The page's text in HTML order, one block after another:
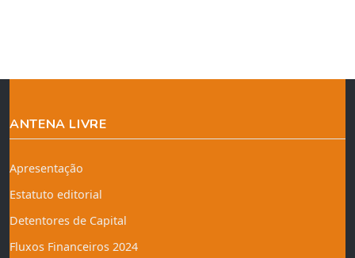
ANTENA LIVRE
Apresentação
Estatuto editorial
Detentores de Capital
Fluxos Financeiros 2024